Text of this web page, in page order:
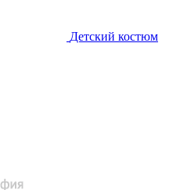
Детский костюм